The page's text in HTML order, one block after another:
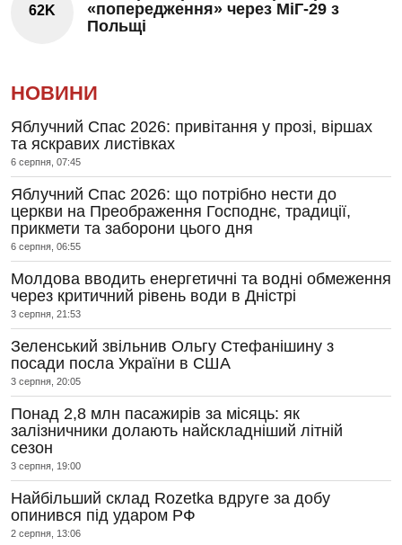
62K
«попередження» через МіГ-29 з
Польщі
НОВИНИ
Яблучний Спас 2026: привітання у прозі, віршах
та яскравих листівках
6 серпня, 07:45
Яблучний Спас 2026: що потрібно нести до
церкви на Преображення Господнє, традиції,
прикмети та заборони цього дня
6 серпня, 06:55
Молдова вводить енергетичні та водні обмеження
через критичний рівень води в Дністрі
3 серпня, 21:53
Зеленський звільнив Ольгу Стефанішину з
посади посла України в США
3 серпня, 20:05
Понад 2,8 млн пасажирів за місяць: як
залізничники долають найскладніший літній
сезон
3 серпня, 19:00
Найбільший склад Rozetka вдруге за добу
опинився під ударом РФ
2 серпня, 13:06